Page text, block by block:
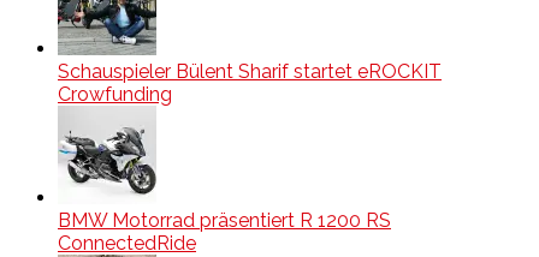
Schauspieler Bülent Sharif startet eROCKIT
Crowfunding
BMW Motorrad präsentiert R 1200 RS
ConnectedRide